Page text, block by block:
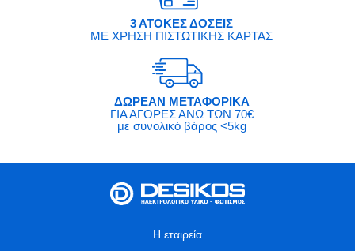
3 ΑΤΟΚΕΣ ΔΟΣΕΙΣ
ΜΕ ΧΡΗΣΗ ΠΙΣΤΩΤΙΚΗΣ ΚΑΡΤΑΣ
ΔΩΡΕΑΝ ΜΕΤΑΦΟΡΙΚΑ
ΓΙΑ ΑΓΟΡΕΣ ΑΝΩ ΤΩΝ 70€
με συνολικό βάρος <5kg
Η εταιρεία